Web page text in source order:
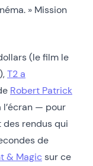
» Mission
(le film le
T2 a
Robert Patrick
l’écran — pour
rendus qui
de
& Magicsur ce